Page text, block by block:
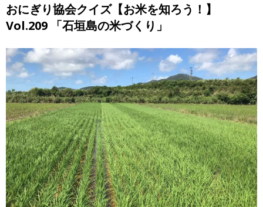
おにぎり協会クイズ【お米を知ろう！】
Vol.209 「石垣島の米づくり」